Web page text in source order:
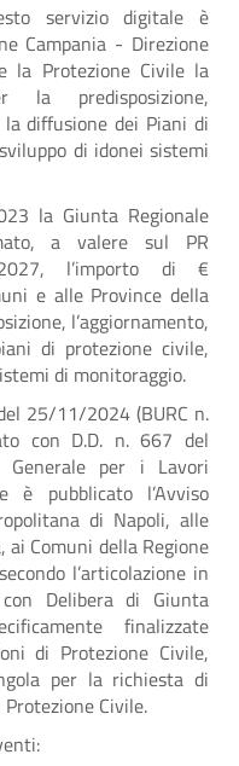
servizio digitale è
Campania - Direzione
la Protezione Civile la
predisposizione,
la diffusione dei Piani di
di idonei sistemi
la Giunta Regionale
a valere sul PR
l’importo di €
e alle Province della
l’aggiornamento,
di protezione civile,
di monitoraggio.
25/11/2024 (BURC n.
con D.D. n. 667 del
per i Lavori
è pubblicato l’Avviso
di Napoli, alle
ai Comuni della Regione
l’articolazione in
Delibera di Giunta
finalizzate
di Protezione Civile,
per la richiesta di
Civile.